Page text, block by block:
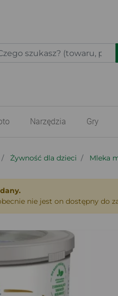
Narzędzia Gry
Żywność dla dzieci Mleka
nie jest on dostępny do